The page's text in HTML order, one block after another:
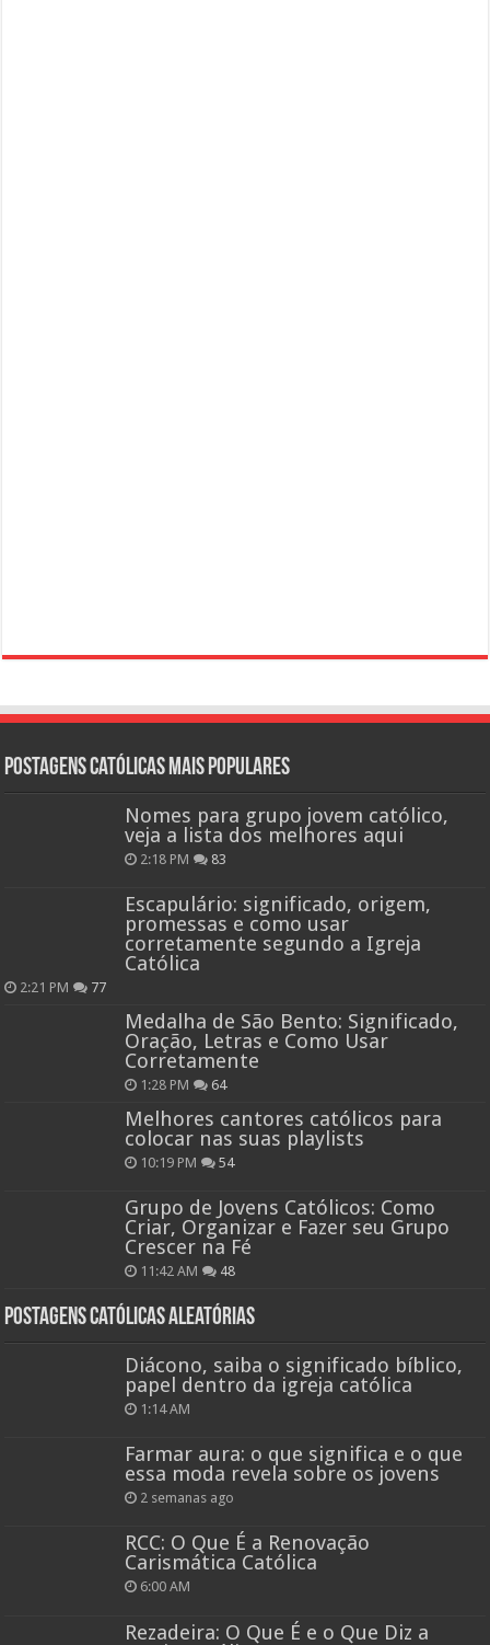
Postagens católicas mais Populares
Nomes para grupo jovem católico,
veja a lista dos melhores aqui
2:18 PM 83
Escapulário: significado, origem,
promessas e como usar
corretamente segundo a Igreja
Católica
2:21 PM 77
Medalha de São Bento: Significado,
Oração, Letras e Como Usar
Corretamente
1:28 PM 64
Melhores cantores católicos para
colocar nas suas playlists
10:19 PM 54
Grupo de Jovens Católicos: Como
Criar, Organizar e Fazer seu Grupo
Crescer na Fé
11:42 AM 48
Postagens católicas aleatórias
Diácono, saiba o significado bíblico,
papel dentro da igreja católica
1:14 AM
Farmar aura: o que significa e o que
essa moda revela sobre os jovens
2 semanas ago
RCC: O Que É a Renovação
Carismática Católica
6:00 AM
Rezadeira: O Que É e o Que Diz a